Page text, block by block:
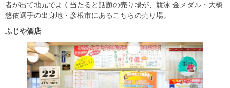
者が出て地元でよく当たると話題の売り場が、競泳 金メダル・大橋
悠依選手の出身地・彦根市にあるこちらの売り場。
ふじや酒店